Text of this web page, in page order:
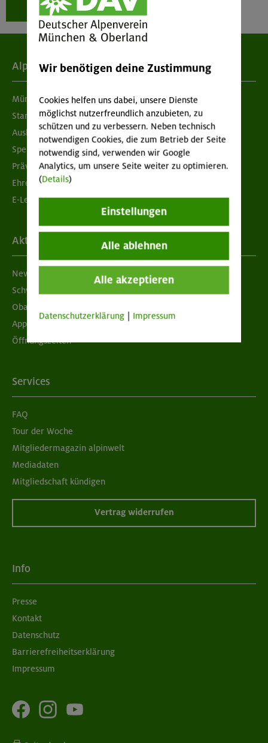
Weiter zur Buchung
Alpenverein
München & Oberland
Standorte
Ausbildung & Jobs
Spenden
Prävention sexualisierter Gewalt
Ehrenamtsbörse
E-Learning
Aktuelles
Newsletter
Schwarzes Brett
Obacht geben!
App "Mein DAV+"
Öffnungszeiten
Services
FAQ
Tour der Woche
Mitgliedermagazin alpinwelt
Mediadaten
Mitgliedschaft kündigen
Vertrag widerrufen
Info
Presse
Kontakt
Datenschutz
Barrierefreiheitserklärung
Impressum
Wir benötigen deine Zustimmung
Cookies helfen uns dabei, unsere Dienste
möglichst nutzerfreundlich anzubieten, zu
schützen und zu verbessern. Neben technisch
notwendigen Cookies, die zum Betrieb der Seite
notwendig sind, verwenden wir Google
Analytics, um unsere Seite weiter zu optimieren.
(Details)
Einstellungen
Alle ablehnen
Alle akzeptieren
Datenschutzerklärung Impressum